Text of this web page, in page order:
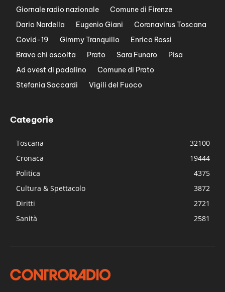
Giornale radio nazionale
Comune di Firenze
Dario Nardella
Eugenio Giani
Coronavirus Toscana
Covid-19
Gimmy Tranquillo
Enrico Rossi
Bravo chi ascolta
Prato Sara Funaro
Pisa
Ad ovest di padalino
Comune di Prato
Stefania Saccardi
Vigili del Fuoco
Categorie
Toscana
32100
Cronaca
19444
Politica
4375
Cultura & Spettacolo
3872
Diritti
2721
Sanità
2581